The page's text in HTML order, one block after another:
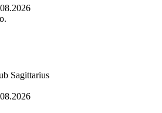
Sagittarius